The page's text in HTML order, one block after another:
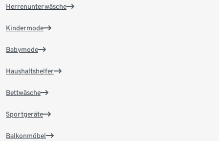
Herrenunterwäsche
Kindermode
Babymode
Haushaltshelfer
Bettwäsche
Sportgeräte
Balkonmöbel